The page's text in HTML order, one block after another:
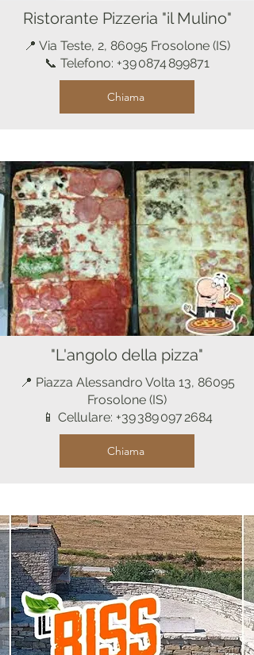
Ristorante Pizzeria "il Mulino"
📍 Via Teste, 2, 86095 Frosolone (IS)
📞 Telefono: +39 0874 899871
Chiama
"L'angolo della pizza"
📍 Piazza Alessandro Volta 13, 86095
Frosolone (IS)
📱 Cellulare: +39 389 097 2684
Chiama